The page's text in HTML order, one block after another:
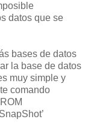
datos que se
bases de datos
la base de datos
muy simple y
comando